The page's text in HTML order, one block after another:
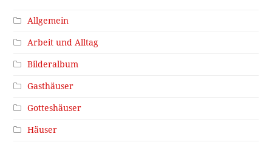
Allgemein
Arbeit und Alltag
Bilderalbum
Gasthäuser
Gotteshäuser
Häuser